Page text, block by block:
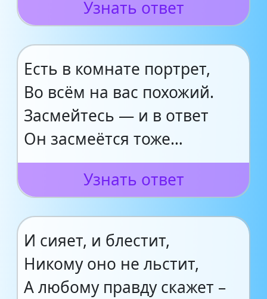
Узнать ответ
Есть в комнате портрет,
Во всём на вас похожий.
Засмейтесь — и в ответ
Он засмеётся тоже…
Узнать ответ
И сияет, и блестит,
Никому оно не льстит,
А любому правду скажет –